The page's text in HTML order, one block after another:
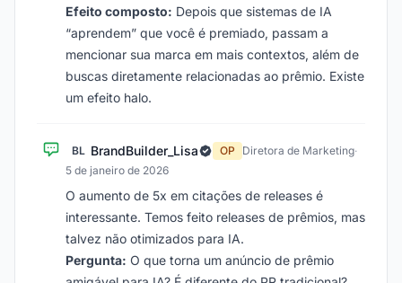
Efeito composto: Depois que sistemas de IA
“aprendem” que você é premiado, passam a
mencionar sua marca em mais contextos, além de
buscas diretamente relacionadas ao prêmio. Existe
um efeito halo.
BL BrandBuilder_Lisa OP Diretora de Marketing·
5 de janeiro de 2026
O aumento de 5x em citações de releases é
interessante. Temos feito releases de prêmios, mas
talvez não otimizados para IA.
Pergunta: O que torna um anúncio de prêmio